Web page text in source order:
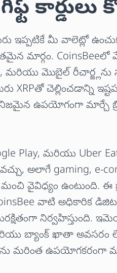
కార్డులు
ఇప్పటికే మీ వాలెట్లో
మార్గం. CoinsBeeలో
మరియు మొబైల్ రీచార్జ్లను
XRPతో చెల్లించడాన్ని
నిజమైన ఉపయోగంగా మార్చే
Play, మరియు Uber
అలాగే gaming, e-
వైవిధ్యం ఉంటుంది. ఈ
వాటి అధికారిక
నిర్వహిస్తుంది.
బ్యాంక్ ఖాతా అవసరం
మరింత ఉపయోగకరంగా